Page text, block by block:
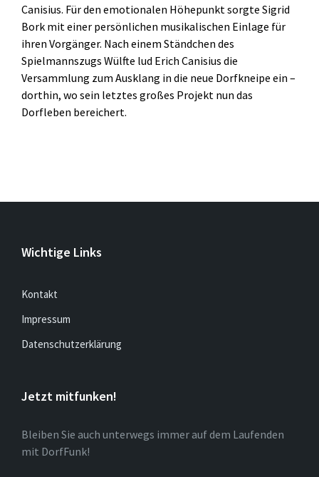
Canisius. Für den emotionalen Höhepunkt sorgte Sigrid
Bork mit einer persönlichen musikalischen Einlage für
ihren Vorgänger. Nach einem Ständchen des
Spielmannszugs Wülfte lud Erich Canisius die
Versammlung zum Ausklang in die neue Dorfkneipe ein –
dorthin, wo sein letztes großes Projekt nun das
Dorfleben bereichert.
Wichtige Links
Kontakt
Impressum
Datenschutzerklärung
Jetzt mitfunken!
Bleiben Sie auch unterwegs immer auf dem Laufenden
mit DorfFunk!